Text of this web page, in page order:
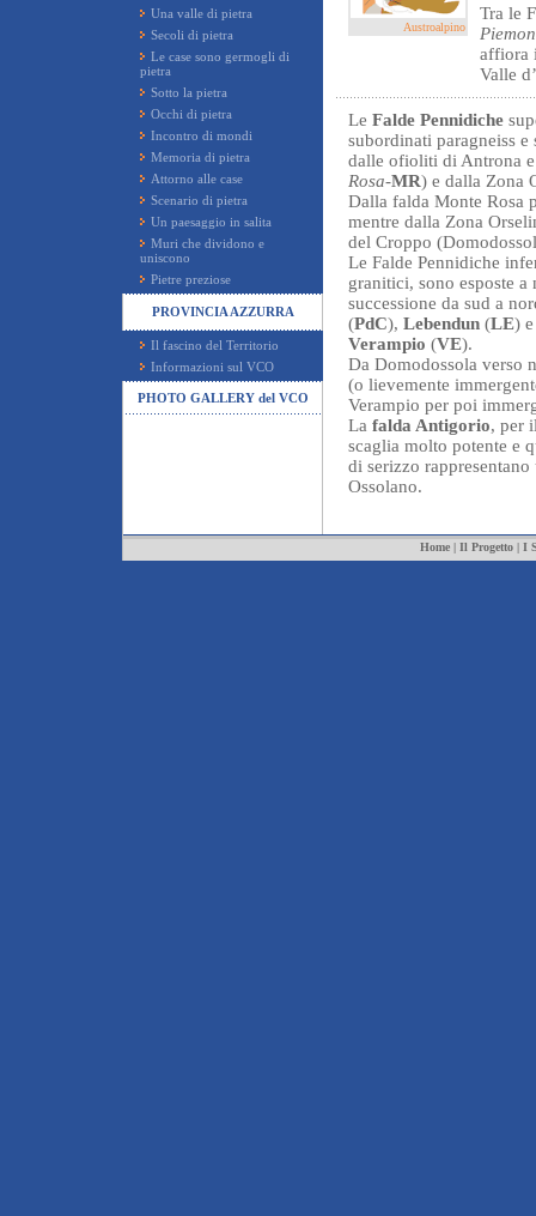
Una valle di pietra
Secoli di pietra
Le case sono germogli di
pietra
Sotto la pietra
Occhi di pietra
Incontro di mondi
Memoria di pietra
Attorno alle case
Scenario di pietra
Un paesaggio in salita
Muri che dividono e
uniscono
Pietre preziose
PROVINCIA AZZURRA
Il fascino del Territorio
Informazioni sul VCO
PHOTO GALLERY del VCO
Austroalpino
Tra le
affiora
Valle
Le Falde Pennidiche
subordinati paragneiss
dalle ofioliti di Antrona
Rosa-MR) e dalla Zona
Dalla falda Monte Rosa
mentre dalla Zona
del Croppo
Le Falde Pennidiche
granitici, sono esposte
successione da sud a
(PdC), Lebendun (LE)
Verampio (VE).
Da Domodossola verso
(o lievemente
Verampio per poi
La falda Antigorio, per
scaglia molto potente e
di serizzo
Ossolano.
Home | Il Progetto | I